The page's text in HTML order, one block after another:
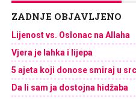
ZADNJE OBJAVLJENO
Lijenost vs. Oslonac na Allaha
Vjera je lahka i lijepa
5 ajeta koji donose smiraj u
Da li sam ja dostojna hidžaba